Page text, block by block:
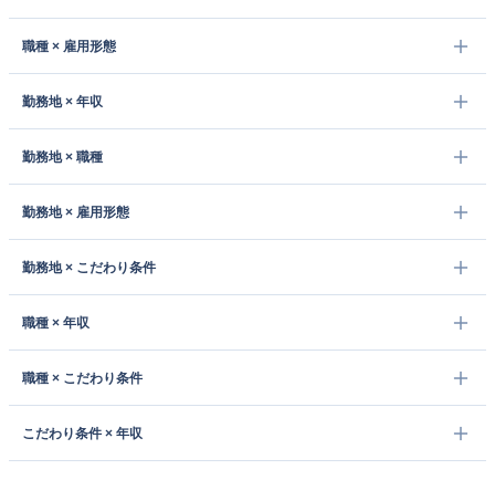
職種 × 雇用形態
勤務地 × 年収
勤務地 × 職種
勤務地 × 雇用形態
勤務地 × こだわり条件
職種 × 年収
職種 × こだわり条件
こだわり条件 × 年収